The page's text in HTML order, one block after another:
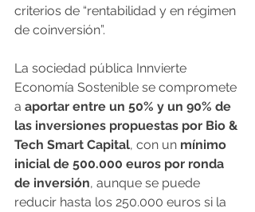
criterios de “rentabilidad y en régimen
de coinversión”.
La sociedad pública Innvierte
Economía Sostenible se compromete
a aportar entre un 50% y un 90% de
las inversiones propuestas por Bio &
Tech Smart Capital, con un mínimo
inicial de 500.000 euros por ronda
de inversión, aunque se puede
reducir hasta los 250.000 euros si la